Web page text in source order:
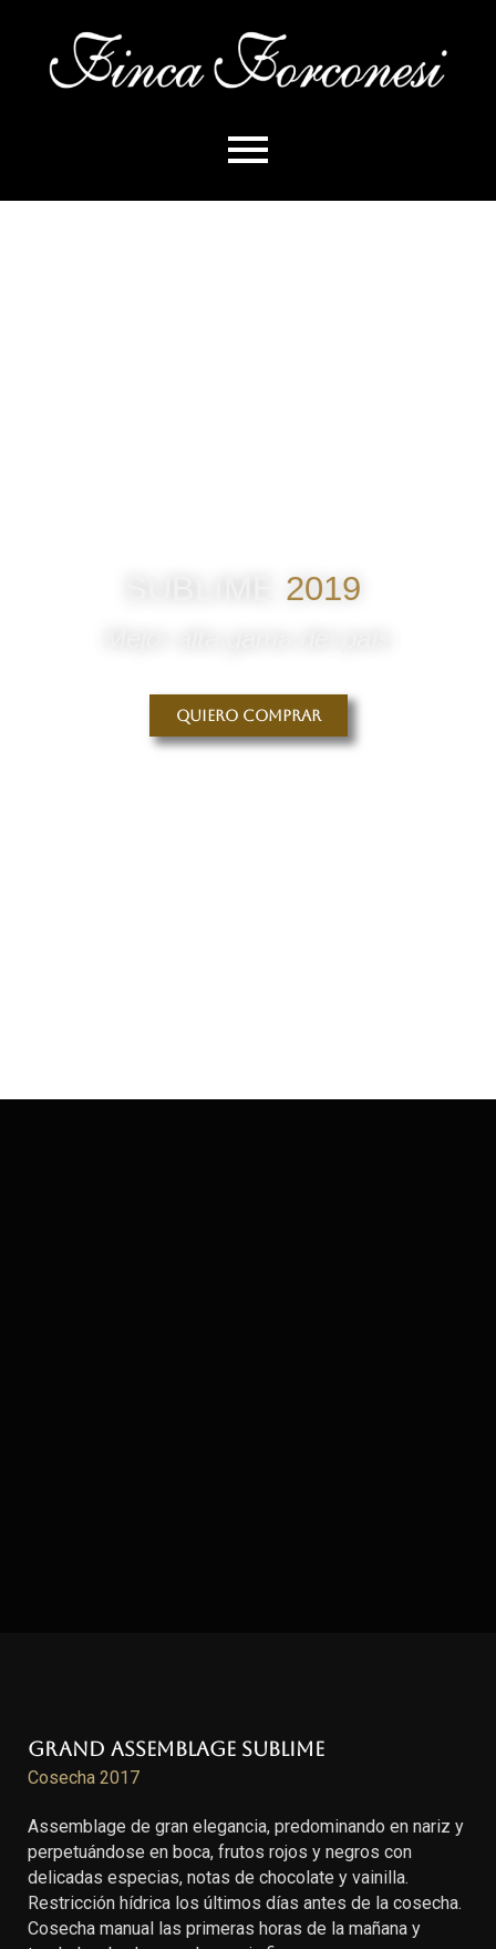
2019
Quiero comprar
Grand Assemblage Sublime
Cosecha 2017
Assemblage de gran elegancia, predominando en nariz y
perpetuándose en boca, frutos rojos y negros con
delicadas especias, notas de chocolate y vainilla.
Restricción hídrica los últimos días antes de la cosecha.
Cosecha manual las primeras horas de la mañana y